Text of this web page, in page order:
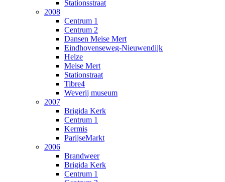
Stationsstraat
2008
Centrum 1
Centrum 2
Dansen Meise Mert
Eindhovenseweg-Nieuwendijk
Helze
Meise Mert
Stationstraat
Tibre4
Weverij museum
2007
Brigida Kerk
Centrum 1
Kermis
ParijseMarkt
2006
Brandweer
Brigida Kerk
Centrum 1